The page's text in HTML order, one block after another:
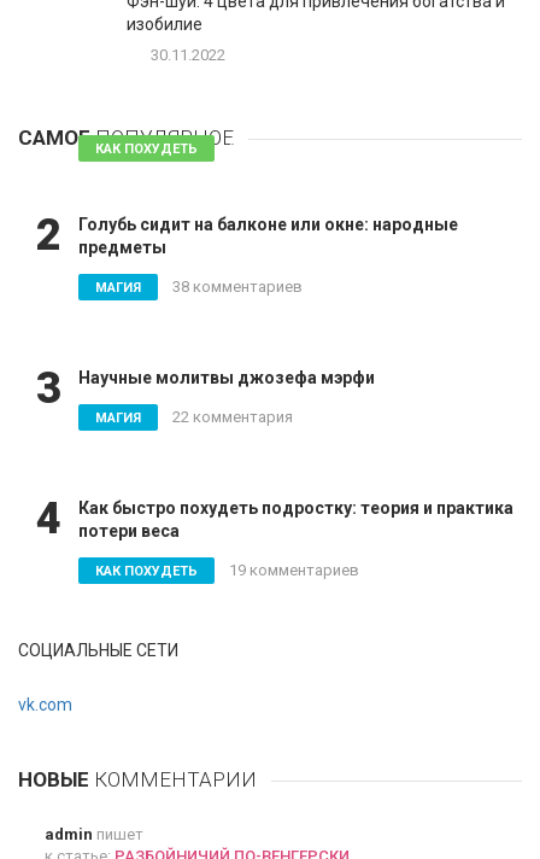
изобилие
30.11.2022
САМОЕПОПУЛЯРНОЕ
КАК ПОХУДЕТЬ 81 комментарий
2
Голубь сидит на балконе или окне: народные
предметы
МАГИЯ 38 комментариев
3 Научные молитвы джозефа мэрфи
МАГИЯ 22 комментария
4
Как быстро похудеть подростку: теория и практика
потери веса
КАК ПОХУДЕТЬ 19 комментариев
СОЦИАЛЬНЫЕ СЕТИ
vk.com
НОВЫЕ КОММЕНТАРИИ
admin пишет